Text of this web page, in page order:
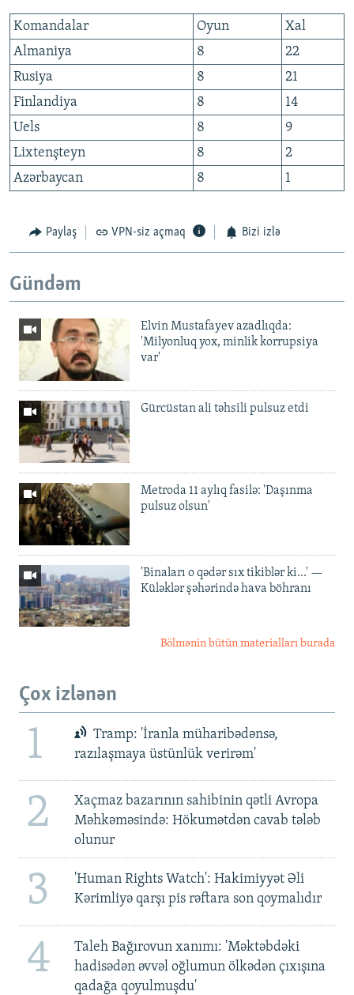
Komandalar Oyun
Xal
Almaniya
8
22
Rusiya
8
21
Finlandiya
8
14
Uels
8
9
Lixtenşteyn
8
2
Azərbaycan
8 1
Paylaş VPN-siz açmaq Bizi izlə
Gündəm
Elvin Mustafayev azadlıqda:
'Milyonluq yox, minlik korrupsiya
var'
Gürcüstan ali təhsili pulsuz etdi
Metroda 11 aylıq fasilə: 'Daşınma
pulsuz olsun'
'Binaları o qədər sıx tikiblər ki...' —
Küləklər şəhərində hava böhranı
Bölmənin bütün materialları burada
Çox izlənən
1
Tramp: 'İranla müharibədənsə,
razılaşmaya üstünlük verirəm'
2
Xaçmaz bazarının sahibinin qətli Avropa
Məhkəməsində: Hökumətdən cavab tələb
olunur
3
'Human Rights Watch': Hakimiyyət Əli
Kərimliyə qarşı pis rəftara son qoymalıdır
4
Taleh Bağırovun xanımı: 'Məktəbdəki
hadisədən əvvəl oğlumun ölkədən çıxışına
qadağa qoyulmuşdu'